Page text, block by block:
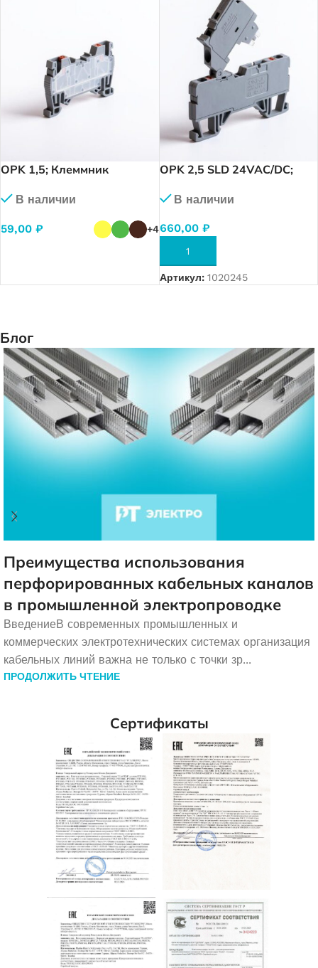
OPK 1,5; Клеммник
быстрозажимной (Push in),
В наличии
59,00 ₽ +4
OPK 2,5 SLD 24VAC/DC;
пруж.быстрозажимной
(5х20), 2,5 мм.кв., с ин
В наличии
660,00 ₽
В КОРЗИНУ
Артикул: 1020245
Блог
Преимущества использования
перфорированных кабельных каналов
в промышленной электропроводке
ВведениеВ современных промышленных и
коммерческих электротехнических системах организация
кабельных линий важна не только с точки зр...
ПРОДОЛЖИТЬ ЧТЕНИЕ
Сертификаты